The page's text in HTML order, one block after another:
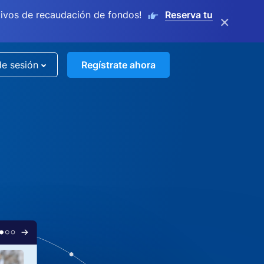
de recaudación de fondos! Reserva tu ×
sesión Regístrate ahora